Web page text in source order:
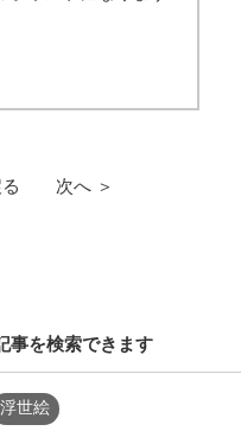
次へ ＞
事を検索できます
浮世絵